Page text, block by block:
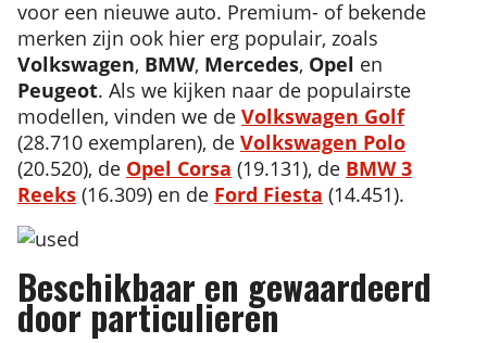
voor een nieuwe auto. Premium- of bekende
merken zijn ook hier erg populair, zoals
Volkswagen, BMW, Mercedes, Opel en
Peugeot. Als we kijken naar de populairste
modellen, vinden we de Volkswagen Golf
(28.710 exemplaren), de Volkswagen Polo
(20.520), de Opel Corsa (19.131), de BMW 3
Reeks (16.309) en de Ford Fiesta (14.451).
Beschikbaar en gewaardeerd
door particulieren